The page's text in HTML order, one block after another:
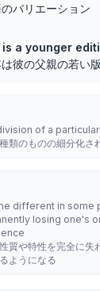
バリエーション
is a younger
彼の父親の若い
of a
類のものの細分化さ
different in some
losing one's
質や特性を完全に失
ようになる